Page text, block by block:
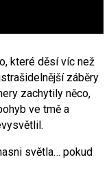
které děsí víc než
záběry
zachytily něco,
ve tmě a
světla… pokud